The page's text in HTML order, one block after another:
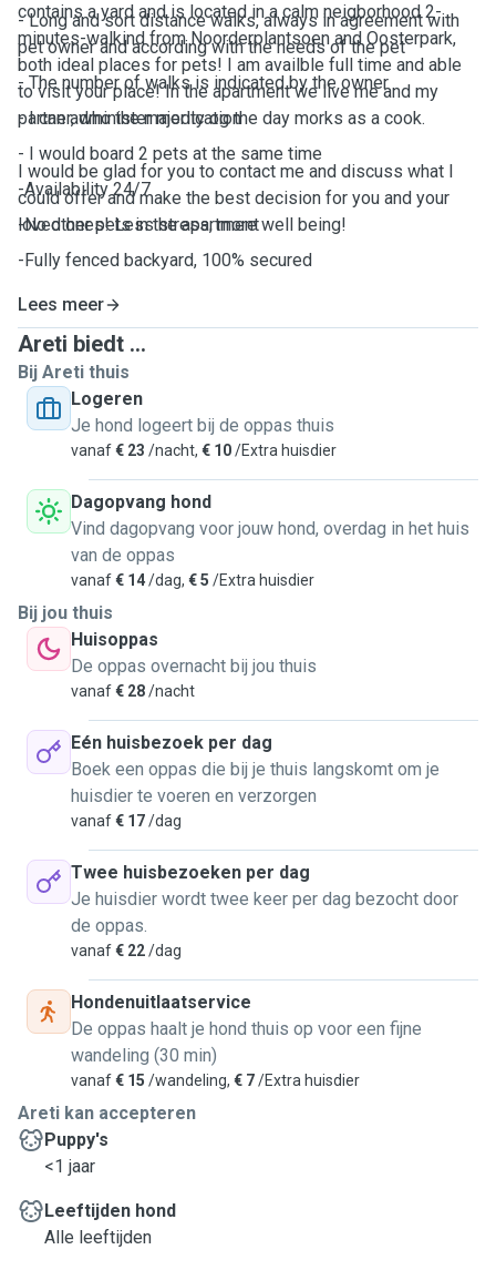
contains a yard and is located in a calm neigborhood 2-
minutes-walkind from Noorderplantsoen and Oosterpark,
both ideal places for pets! I am availble full time and able
to visit your place! In the apartment we live me and my
partner, who the majority og the day morks as a cook.
I would be glad for you to contact me and discuss what I
could offer and make the best decision for you and your
loved ones! Less stress, more well being!
- Long and sort distance walks, always in agreement with
pet owner and according with the needs of the pet
- The number of walks is indicated by the owner
- I can administer medication
- I would board 2 pets at the same time
-Availability 24/7
-No other pets in the apartment
-Fully fenced backyard, 100% secured
Lees meer
Areti biedt ...
Bij Areti thuis
Logeren
Je hond logeert bij de oppas thuis
vanaf€ 23 /nacht, € 10/Extra huisdier
Dagopvang hond
Vind dagopvang voor jouw hond, overdag in het huis
van de oppas
vanaf€ 14/dag, € 5 /Extra huisdier
Bij jou thuis
Huisoppas
De oppas overnacht bij jou thuis
vanaf€ 28/nacht
Eén huisbezoek per dag
Boek een oppas die bij je thuis langskomt om je
huisdier te voeren en verzorgen
vanaf€ 17/dag
Twee huisbezoeken per dag
Je huisdier wordt twee keer per dag bezocht door
de oppas.
vanaf€ 22/dag
Hondenuitlaatservice
De oppas haalt je hond thuis op voor een fijne
wandeling (30 min)
vanaf€ 15 /wandeling, € 7/Extra huisdier
Areti kan accepteren
Puppy's
<1 jaar
Leeftijden hond
Alle leeftijden